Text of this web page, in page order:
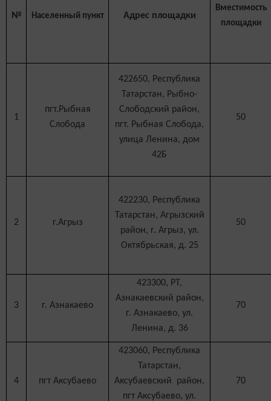
№ Населенный пункт Адрес площадки
Вместимость
площадки
1
пгт.Рыбная
Слобода
422650, Республика
Татарстан, Рыбно-
Слободский район,
пгт. Рыбная Слобода,
улица Ленина, дом
42Б
50
2 г.Агрыз
422230, Республика
Татарстан, Агрызский
район, г. Агрыз, ул.
Октябрьская, д. 25
50
3 г. Азнакаево
423300, РТ,
Азнакаевский район,
г. Азнакаево, ул.
Ленина, д. 36
70
4 пгт Аксубаево
423060, Республика
Татарстан,
Аксубаевский район,
пгт Аксубаево, ул.
70